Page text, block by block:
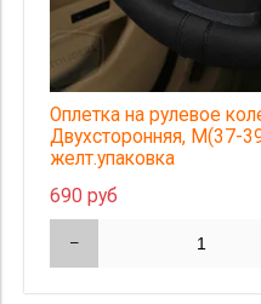
Оплетка на рулевое
Двухсторонняя, М(37-
желт.упаковка
690 руб